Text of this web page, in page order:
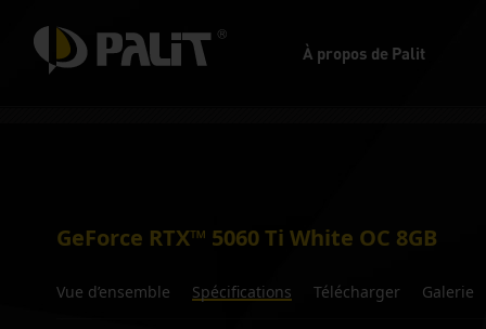
À propos de Palit
GeForce RTX™ 5060 Ti White OC 8GB
Vue d’ensemble Spécifications Télécharger Galerie